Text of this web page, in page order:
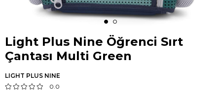
Light Plus Nine Öğrenci Sırt
Çantası Multi Green
LIGHT PLUS NINE
0.0